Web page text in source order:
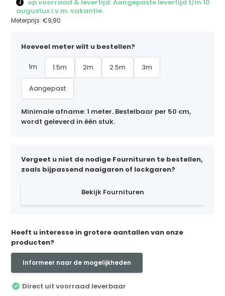
op voorraad & levertijd: Aangepaste levertijd t/m 10
augustus i.v.m. vakantie.
Meterprijs:€9,90
Hoeveel meter wilt u bestellen?
1m 1.5m 2m 2.5m 3m
Aangepast
Minimale afname: 1 meter. Bestelbaar per 50 cm,
wordt geleverd in één stuk.
Vergeet u niet de nodige Fournituren te bestellen,
zoals bijpassend naaigaren of lockgaren?
Bekijk Fournituren
Heeft u interesse in grotere aantallen van onze
producten?
Informeer naar de mogelijkheden
Direct uit voorraad leverbaar